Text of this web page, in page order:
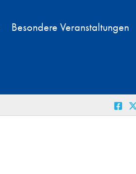
Besondere Veranstaltungen